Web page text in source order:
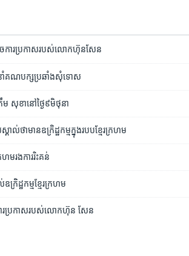
ចការ​ប្រកាស​របស់​លោក​ហ៊ុន​សែន
នាំ​គណបក្ស​ប្រឆាំង​សុំទោស
ម សុខា​នៅ​ថ្ងៃ​៩​មិថុនា
ថា​មាន​ឧក្រិដ្ឋ​កម្ម​ក្នុង​របប​ខ្មែរ​ក្រហម
ម​រងការរិះគន់
រិដ្ឋ​កម្ម​ខ្មែរ​ក្រហម
ារ​ប្រកាស​របស់​លោក​ហ៊ុន សែន